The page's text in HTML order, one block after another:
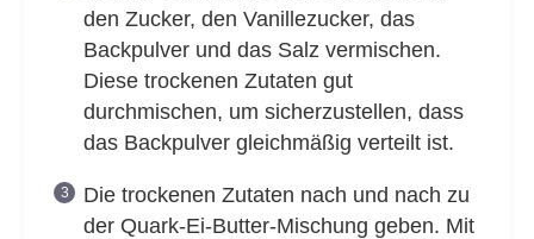
den Zucker, den Vanillezucker, das
Backpulver und das Salz vermischen.
Diese trockenen Zutaten gut
durchmischen, um sicherzustellen, dass
das Backpulver gleichmäßig verteilt ist.
Die trockenen Zutaten nach und nach zu
der Quark-Ei-Butter-Mischung geben. Mit